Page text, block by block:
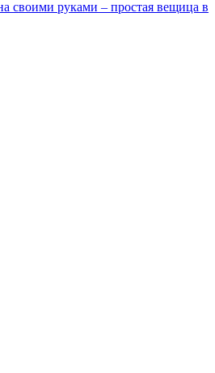
своими руками – простая вещица в